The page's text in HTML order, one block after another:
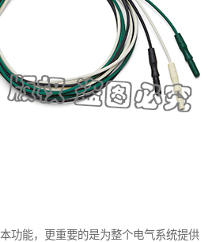
功能，更重要的是为整个电气系统提供